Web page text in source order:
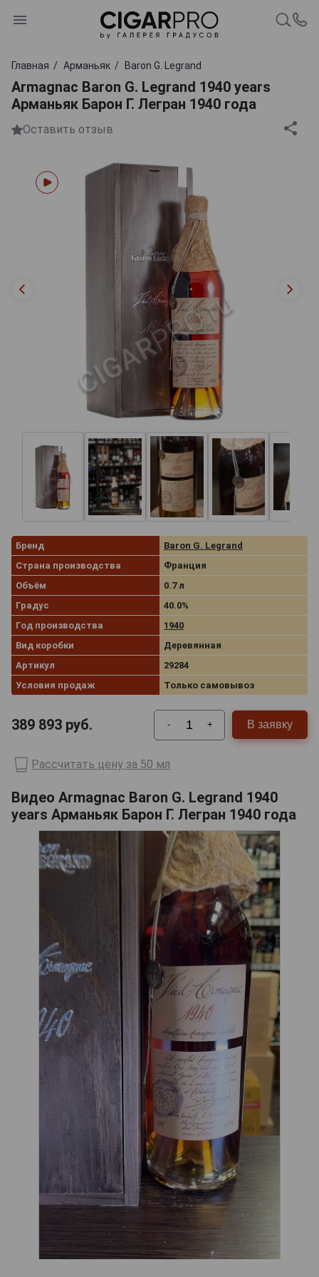
Главная Арманьяк Baron G. Legrand
Armagnac Baron G. Legrand 1940 years
Арманьяк Барон Г. Легран 1940 года
Оставить отзыв
Бренд
Baron G. Legrand
Страна производства
Франция
Объём
0.7 л
Градус
40.0%
Год производства
1940
Вид коробки
Деревянная
Артикул
29284
Условия продаж
Только самовывоз
389 893 руб. - + В заявку
Рассчитать цену за 50 мл
Видео Armagnac Baron G. Legrand 1940
years Арманьяк Барон Г. Легран 1940 года